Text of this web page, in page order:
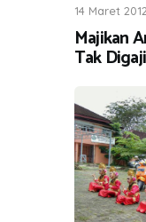
14 Maret 2012
Majikan
Tak